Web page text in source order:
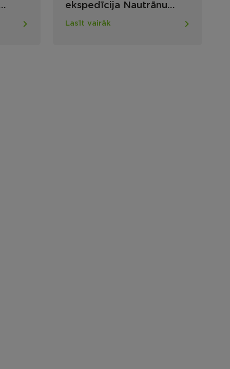
ekspedīcija Nautrānu
kultūrtelpā: meklējumi un
Lasīt vairāk